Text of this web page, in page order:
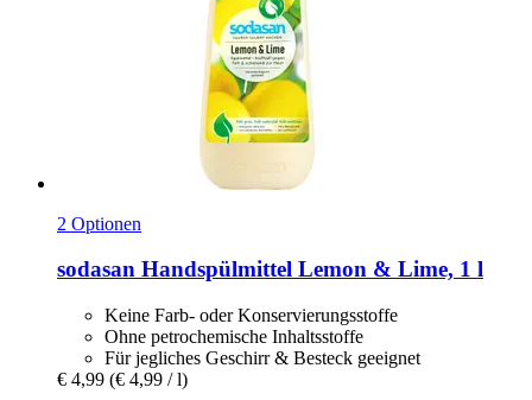
2 Optionen
sodasan Handspülmittel Lemon & Lime, 1 l
Keine Farb- oder Konservierungsstoffe
Ohne petrochemische Inhaltsstoffe
Für jegliches Geschirr & Besteck geeignet
€ 4,99 (€ 4,99 / l)